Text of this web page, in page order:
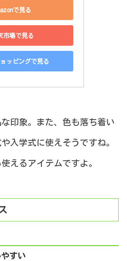
で見る
市場で見る
ッピングで見る
印象。また、色も落ち着い
入学式に使えそうですね。
えるアイテムですよ。
すい